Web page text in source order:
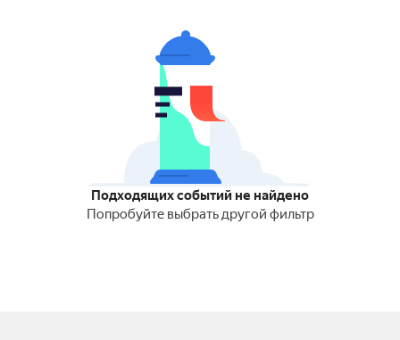
Подходящих событий не найдено
Попробуйте выбрать другой фильтр